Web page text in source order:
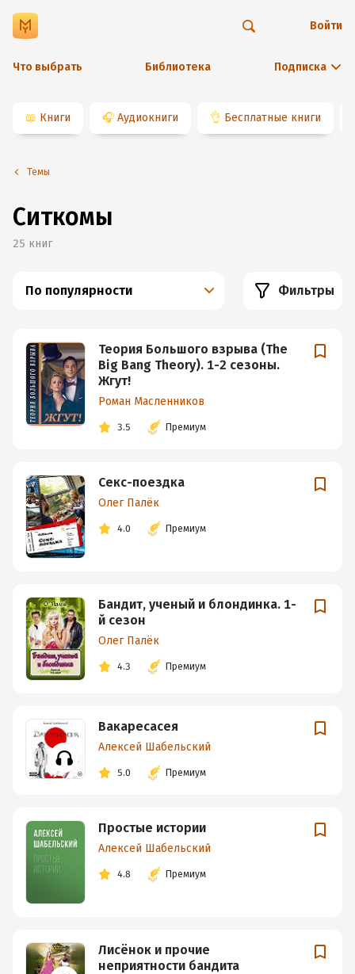
Что выбрать Библиотека Подписка
Войти
📖 Книги 🎧 Аудиокниги 👌 Бесплатные книги
Темы
Ситкомы
25 книг
По популярности Фильтры
Теория Большого взрыва (The
Big Bang Theory). 1-2 сезоны.
Жгут!
Роман Масленников
3.5 Премиум
Секс-поездка
Олег Палёк
4.0 Премиум
Бандит, ученый и блондинка. 1-
й сезон
Олег Палёк
4.3 Премиум
Вакаресасея
Алексей Шабельский
5.0 Премиум
Простые истории
Алексей Шабельский
4.8 Премиум
Лисёнок и прочие
неприятности бандита